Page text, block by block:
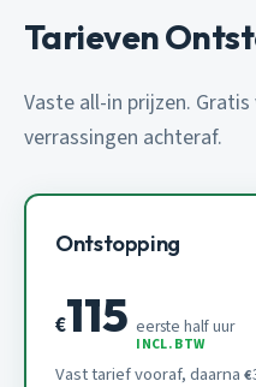
Tarieven
Vaste all-in prijzen.
verrassingen achteraf.
Ontstopping
€115 eerste half uur
INCL. BTW
Vast tarief vooraf, daarna €